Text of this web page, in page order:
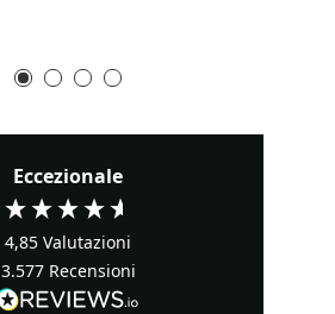
Eccezionale
4,85 Valutazioni
3.577 Recensioni